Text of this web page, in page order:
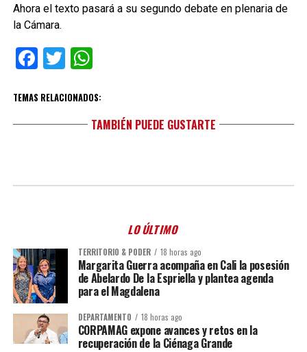
Ahora el texto pasará a su segundo debate en plenaria de
la Cámara.
Facebook
TwitterWhatsApp
TEMAS RELACIONADOS:
TAMBIÉN PUEDE GUSTARTE
LO ÚLTIMO
TERRITORIO & PODER 18 horas ago
Margarita Guerra acompaña en Cali la posesión
de Abelardo De la Espriella y plantea agenda
para el Magdalena
DEPARTAMENTO 18 horas ago
CORPAMAG expone avances y retos en la
recuperación de la Ciénaga Grande